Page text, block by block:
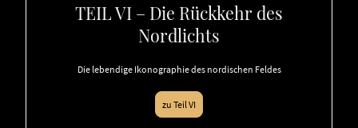
TEIL VI – Die Rückkehr des
Nordlichts
Die lebendige Ikonographie des nordischen Feldes
zu Teil VI